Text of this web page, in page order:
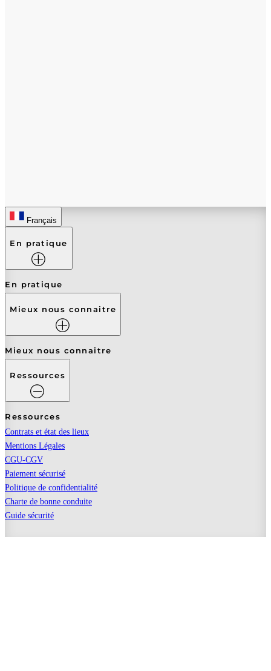
Français
En pratique
En pratique
Mieux nous connaitre
Mieux nous connaitre
Ressources
Ressources
Contrats et état des lieux
Mentions Légales
CGU-CGV
Paiement sécurisé
Politique de confidentialité
Charte de bonne conduite
Guide sécurité